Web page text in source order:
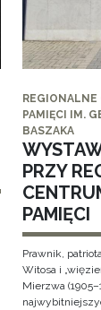
REGIONALNE
PAMIĘCI IM.
BASZAKA
PRZY
PAMIĘCI
Prawnik,
Witosa i
Mierzwa